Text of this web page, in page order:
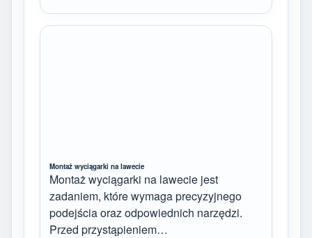
Montaż wyciągarki na lawecie
Montaż wyciągarki na lawecie jest
zadaniem, które wymaga precyzyjnego
podejścia oraz odpowiednich narzędzi.
Przed przystąpieniem…